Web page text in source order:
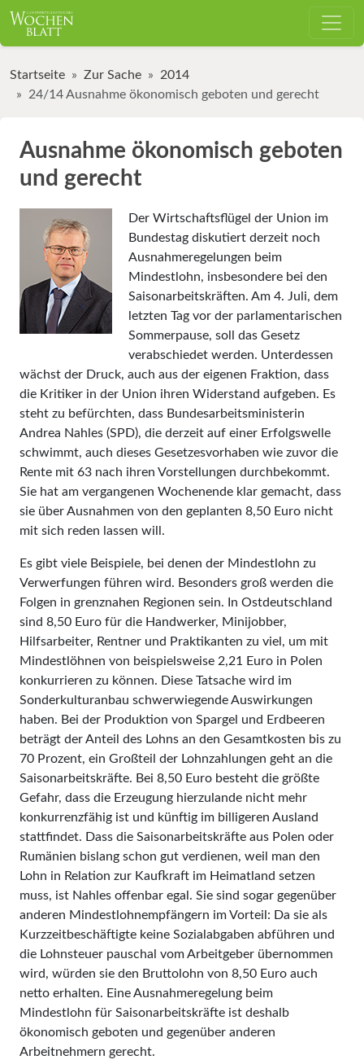
Startseite Zur Sache
2014
24/14 Ausnahme ökonomisch geboten und gerecht
Ausnahme ökonomisch geboten
und gerecht
Der Wirtschaftsflügel der Union im
Bundestag diskutiert derzeit noch
Ausnahmeregelungen beim
Mindestlohn, insbesondere bei den
Saisonarbeitskräften. Am 4. Juli, dem
letzten Tag vor der parlamentarischen
Sommerpause, soll das Gesetz
verabschiedet werden. Unterdessen
wächst der Druck, auch aus der eigenen Fraktion, dass
die Kritiker in der Union ihren Widerstand aufgeben. Es
steht zu befürchten, dass Bundesarbeitsministerin
Andrea Nahles (SPD), die derzeit auf einer Erfolgswelle
schwimmt, auch dieses Gesetzesvorhaben wie zuvor die
Rente mit 63 nach ihren Vorstellungen durchbekommt.
Sie hat am vergangenen Wochenende klar gemacht, dass
sie über Ausnahmen von den geplanten 8,50 Euro nicht
mit sich reden lassen will.
Es gibt viele Beispiele, bei denen der Mindestlohn zu
Verwerfungen führen wird. Besonders groß werden die
Folgen in grenznahen Regionen sein. In Ostdeutschland
sind 8,50 Euro für die Handwerker, Minijobber,
Hilfsarbeiter, Rentner und Praktikanten zu viel, um mit
Mindestlöhnen von beispielsweise 2,21 Euro in Polen
konkurrieren zu können. Diese Tatsache wird im
Sonderkulturanbau schwerwiegende Auswirkungen
haben. Bei der Produktion von Spargel und Erdbeeren
beträgt der Anteil des Lohns an den Gesamtkosten bis zu
70 Prozent, ein Großteil der Lohnzahlungen geht an die
Saisonarbeitskräfte. Bei 8,50 Euro besteht die größte
Gefahr, dass die Erzeugung hierzulande nicht mehr
konkurrenzfähig ist und künftig im billigeren Ausland
stattfindet. Dass die Saisonarbeitskräfte aus Polen oder
Rumä­nien bislang schon gut verdienen, weil man den
Lohn in Relation zur Kaufkraft im Heimatland setzen
muss, ist Nahles offenbar egal. Sie sind sogar gegenüber
anderen Mindestlohnempfängern im Vorteil: Da sie als
Kurzzeitbeschäftigte keine Sozialabgaben abführen und
die Lohnsteuer pauschal vom Arbeitgeber übernommen
wird, würden sie den Bruttolohn von 8,50 Euro auch
netto erhalten. Eine Ausnahmeregelung beim
Mindestlohn für Saisonarbeitskräfte ist deshalb
ökonomisch geboten und gegenüber anderen
Arbeitnehmern gerecht.